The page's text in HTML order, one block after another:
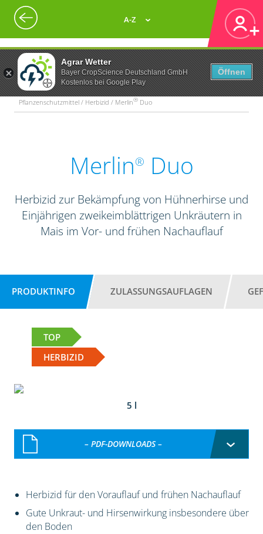
Agrar Wetter
Bayer CropScience Deutschland GmbH
Kostenlos bei Google Play
Öffnen
A-Z
Pflanzenschutzmittel / Herbizid / Merlin® Duo
Merlin® Duo
Herbizid zur Bekämpfung von Hühnerhirse und
Einjährigen zweikeimblättrigen Unkräutern in
Mais im Vor- und frühen Nachauflauf
PRODUKTINFO ZULASSUNGSAUFLAGEN
TOP
HERBIZID
5 l
– PDF-DOWNLOADS –
Herbizid für den Vorauflauf und frühen Nachauflauf
Gute Unkraut- und Hirsenwirkung insbesondere über
den Boden